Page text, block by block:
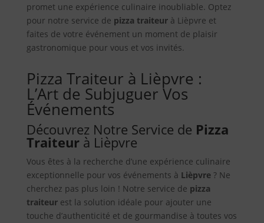
promet une expérience culinaire inoubliable. Optez
pour notre service de pizza traiteurà Lièpvre et
faites de votre événement un moment de plaisir
gastronomique pour vous et vos invités.
Pizza Traiteur à Lièpvre :
L’Art de Subjuguer Vos
Événements
Découvrez Notre Service de Pizza
Traiteurà Lièpvre
Vous êtes à la recherche d’une expérience culinaire
exceptionnelle pour vos événements à Lièpvre? Ne
cherchez pas plus loin ! Notre service de pizza
traiteurest la solution idéale pour ajouter une
touche d’authenticité et de gourmandise à toutes vos